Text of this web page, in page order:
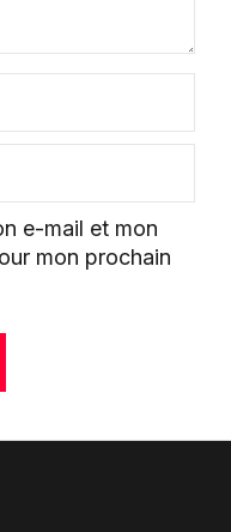
e-mail et mon
mon prochain